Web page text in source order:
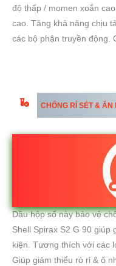
độ thấp / momen xoắn
cao. Tăng khả năng chịu
các bộ phận truyền động.
CHỐNG RỈ SÉT & ĂN
Dầu hộp số này bảo vệ
Shell Spirax S2 G 90 giúp
kiện. Tương thích với các
Giúp giảm thiểu rò rỉ & ô